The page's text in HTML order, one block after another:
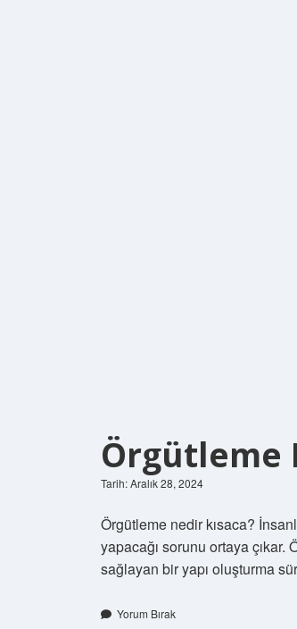
Örgütleme
Tarih: Aralık 28, 2024
Örgütleme nedir kısaca?
yapacağı sorunu ortaya çıkar.
sağlayan bir yapı oluşturma
Yorum Bırak